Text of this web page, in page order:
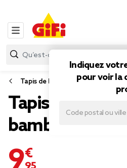
Indiquez
pour voir la
Tapis de bain
Tapis salle de
bambou
9,95 €